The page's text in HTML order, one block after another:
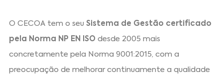
O CECOA tem o seuSistema de Gestão certificado
pela Norma NP EN ISO desde 2005 mais
concretamente pela Norma 9001:2015, com a
preocupação de melhorar continuamente a qualidade